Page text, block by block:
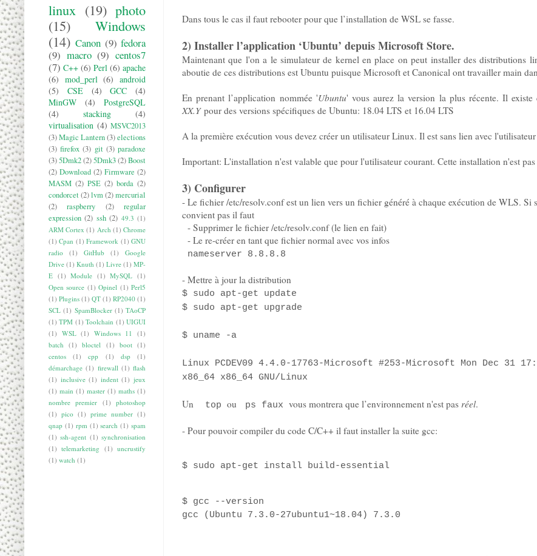
Dans tous le cas il faut rebooter pour que l’installation de WSL se fasse.
2) Installer l’application ‘Ubuntu’ depuis Microsoft Store.
Maintenant que l'on a le simulateur de kernel en place on peut installer des distributions
aboutie de ces distributions est Ubuntu puisque Microsoft et Canonical ont travailler main
En prenant l’application nommée 'Ubuntu' vous aurez la version la plus récente. Il existe
XX.Y pour des versions spécifiques de Ubuntu: 18.04 LTS et 16.04 LTS
A la première exécution vous devez créer un utilisateur Linux. Il est sans lien avec
Important: L'installation n'est valable que pour l'utilisateur courant. Cette installation n'est pas
3) Configurer
- Le fichier /etc/resolv.conf est un lien vers un fichier généré à chaque exécution de WLS. Si
convient pas il faut
- Supprimer le fichier /etc/resolv.conf (le lien en fait)
- Le re-créer en tant que fichier normal avec vos infos
nameserver 8.8.8.8
- Mettre à jour la distribution
$ sudo apt-get update
$ sudo apt-get upgrade
$ uname -a
Linux PCDEV09 4.4.0-17763-Microsoft #253-Microsoft Mon Dec 31
x86_64 x86_64 GNU/Linux
Un top ou ps faux vous montrera que l’environnement n'est pas réel.
- Pour pouvoir compiler du code C/C++ il faut installer la suite gcc:
$ sudo apt-get install build-essential
$ gcc --version
gcc (Ubuntu 7.3.0-27ubuntu1~18.04) 7.3.0
linux (19) photo
(15)
Windows
(14) Canon (9) fedora
(9) macro (9) centos7
(7) C++ (6) Perl (6) apache
(6) mod_perl (6) android
(5)
CSE (4) GCC
(4)
MinGW
(4)
PostgreSQL
(4)
stacking
(4)
virtualisation (4) MSVC2013
(3)Magic Lantern(3)elections
(3) firefox (3) git (3) paradoxe
(3)5Dmk2(2)5Dmk3(2)Boost
(2) Download (2) Firmware (2)
MASM (2) PSE (2) borda (2)
condorcet(2)lvm(2)mercurial
(2)
raspberry (2)
regular
expression (2) ssh (2) 49.3 (1)
ARM Cortex (1) Arch (1) Chrome
(1) Cpan (1) Framework (1) GNU
radio
(1) GitHub (1)
Google
Drive (1) Knuth (1) Livre (1) MP-
E (1) Module (1) MySQL (1)
Open source (1) Opinel (1) Perl5
(1) Plugins (1) QT (1) RP2040 (1)
SCL (1) SpamBlocker (1) TAoCP
(1) TPM (1) Toolchain (1) UIGUI
(1) WSL (1) Windows 11
(1)
batch
(1) bloctel (1) boot (1)
centos
(1) cpp (1) dsp
(1)
démarchage (1) firewall (1) flash
(1) inclusive (1) indent (1) jeux
(1) main (1) master (1) maths (1)
nombre premier (1)
photoshop
(1) pico (1) prime number (1)
qnap (1) rpm (1) search (1) spam
(1) ssh-agent (1) synchronisation
(1) telemarketing (1) uncrustify
(1) watch (1)